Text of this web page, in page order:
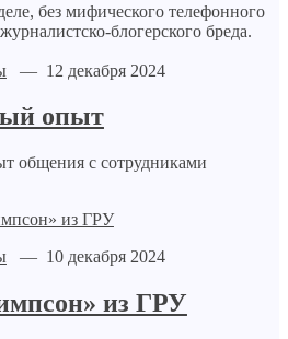
без мифического телефонного
блогерского бреда.
— 12 декабря 2024
опыт
с сотрудниками
— 10 декабря 2024
из ГРУ